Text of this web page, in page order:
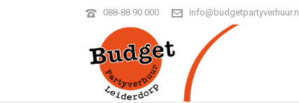
088-88 90 000 info@budgetpartyverhuur.nl